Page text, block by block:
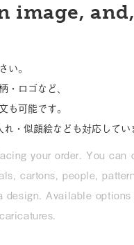
image,
い。
ロゴなど、
も可能です。
・似顔絵なども対応してい
your order. You can
cartons, people,
design. Available